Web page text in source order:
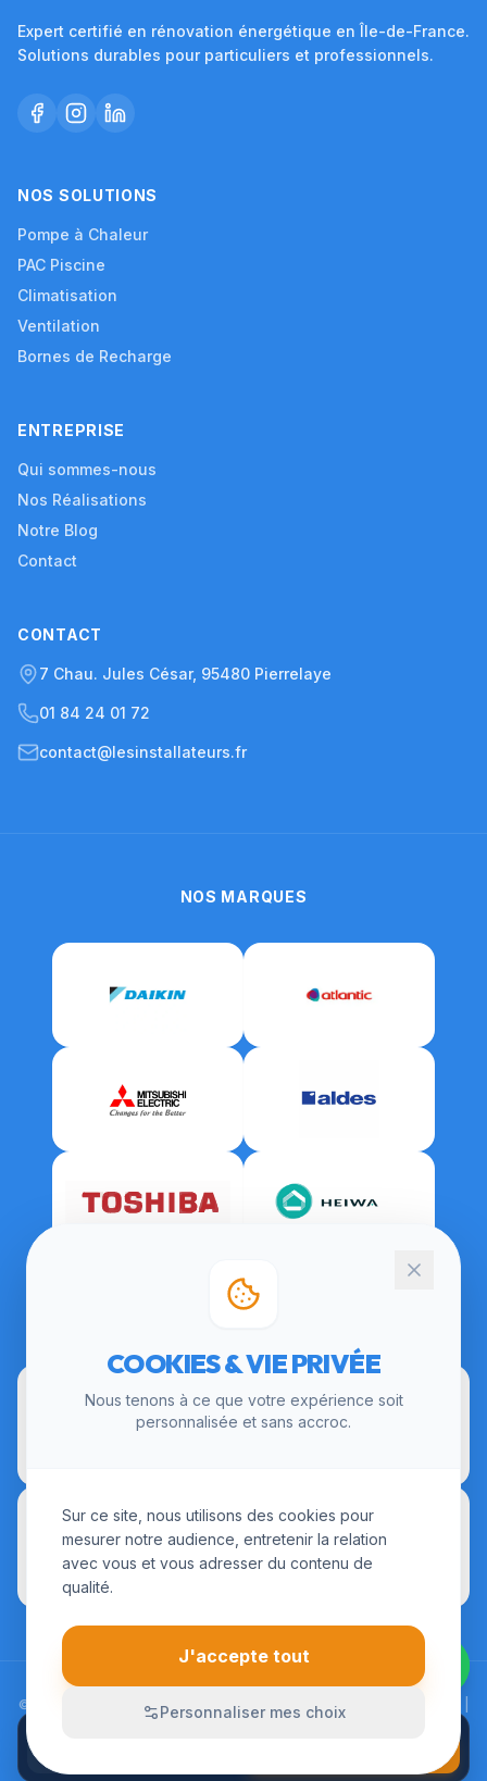
Expert certifié en rénovation énergétique en Île-de-France.
Solutions durables pour particuliers et professionnels.
NOS SOLUTIONS
Pompe à Chaleur
PAC Piscine
Climatisation
Ventilation
Bornes de Recharge
ENTREPRISE
Qui sommes-nous
Nos Réalisations
Notre Blog
Contact
CONTACT
7 Chau. Jules César, 95480 Pierrelaye
01 84 24 01 72
contact@lesinstallateurs.fr
NOS MARQUES
© 2026 LesInstallateurs.fr. Tous droits réservés. |
CGU |Politique de Confidentialité
COOKIES & VIE PRIVÉE
Nous tenons à ce que votre expérience soit
personnalisée et sans accroc.
Sur ce site, nous utilisons des cookies pour
mesurer notre audience, entretenir la relation
avec vous et vous adresser du contenu de
qualité.
J'accepte tout
Personnaliser mes choix